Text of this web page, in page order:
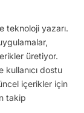
teknoloji yazarı.
üretiyor.
dostu
içerikler için
takip